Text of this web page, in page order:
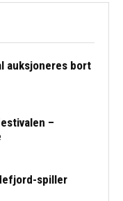
auksjoneres bort
–
spiller